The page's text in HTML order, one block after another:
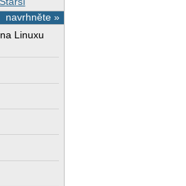
navrhněte »
Linuxu